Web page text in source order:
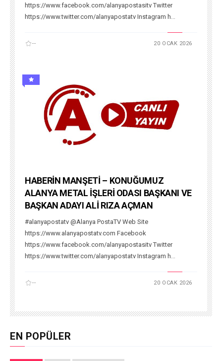
https://www.facebook.com/alanyapostasitv Twitter
https://www.twitter.com/alanyapostatv Instagram h...
-- 20 OCAK 2026
HABERİN MANŞETİ – KONUĞUMUZ
ALANYA METAL İŞLERİ ODASI BAŞKANI VE
BAŞKAN ADAYI ALİ RIZA AÇMAN
#alanyapostatv @Alanya PostaTV Web Site
https://www.alanyapostatv.com Facebook
https://www.facebook.com/alanyapostasitv Twitter
https://www.twitter.com/alanyapostatv Instagram h...
-- 20 OCAK 2026
EN POPÜLER